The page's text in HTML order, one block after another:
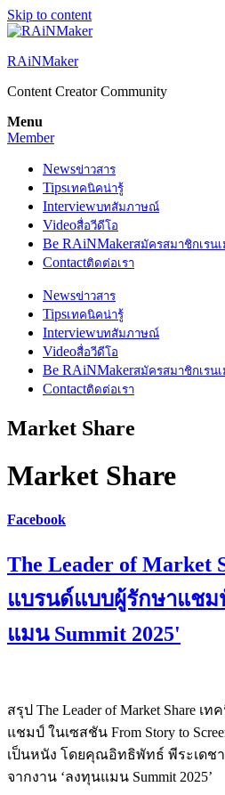
Skip to content
RAiNMaker
Content Creator Community
Menu
Member
Newsข่าวสาร
Tipsเทคนิคน่ารู้
Interviewบทสัมภาษณ์
Videoสื่อวีดีโอ
Be RAiNMakerสมัครสมาชิกเรน
Contactติดต่อเรา
Newsข่าวสาร
Tipsเทคนิคน่ารู้
Interviewบทสัมภาษณ์
Videoสื่อวีดีโอ
Be RAiNMakerสมัครสมาชิกเรน
Contactติดต่อเรา
Market Share
Market Share
Facebook
The Leader of Market
แบรนด์แบบผู้รักษาแชม
แมน Summit 2025'
สรุป The Leader of Market Share
แชมป์ ในเซสชัน From Story to
เป็นหนัง โดยคุณอิทธิพัทธ์ พีระเด
จากงาน ‘ลงทุนแมน Summit 2025’